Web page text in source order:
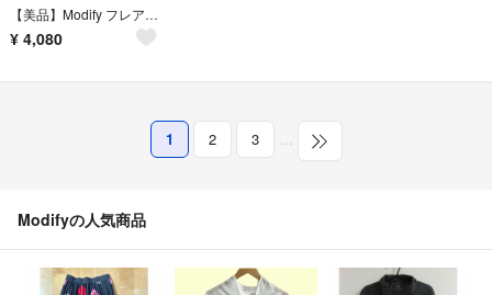
【美品】Modify フレアブラウス カットソー (40) ピーコックブルー
¥ 4,080
1 2 3 …
Modifyの人気商品